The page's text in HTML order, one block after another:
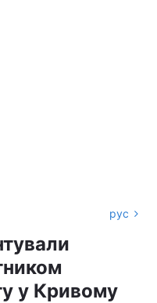
рус
у Кривому